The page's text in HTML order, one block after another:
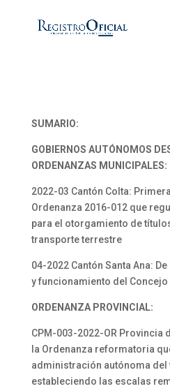
SUMARIO:
GOBIERNOS AUTÓNOMOS
ORDENANZAS MUNICIPALES:
2022-03 Cantón Colta:
Ordenanza 2016-012 que
para el otorgamiento de
transporte terrestre
04-2022 Cantón Santa Ana:
y funcionamiento del Concejo
ORDENANZA PROVINCIAL:
CPM-003-2022-OR Provincia
la Ordenanza reformatoria
administración autónoma del
estableciendo las escalas